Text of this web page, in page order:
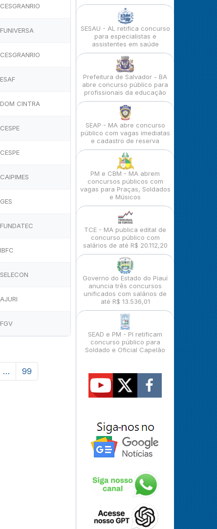
CESGRANRIO
FUNIVERSA
CESGRANRIO
ESAF
DOM CINTRA
CESPE
CESPE
CAIPIMES
GES
FUNDATEC
IBFC
SELECON
AJURI
FGV
… 99
SESAU - AL retifica concurso
para especialistas e
assistentes em saúde
Prefeitura de Salvador - BA
abre concurso público para
profissionais da educação
SEAP - MA abre concurso
público com vagas imediatas
e cadastro de reserva
PM e CBM - MA abrem
concursos públicos com
vagas para Praças, Soldados
e Músicos
TCE - MA publica edital de
concurso público com
salários de até R$ 20.112,20
Governo do Estado do Piauí
anuncia três concursos
unificados com salários de
até R$ 13.536,01
SEAD e PM - PI retificam
concurso público para
Soldado e Oficial Capelão